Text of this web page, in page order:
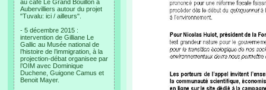
au café Le Grand Bouillon à
Aubervilliers autour du projet
"Tuvalu: ici / ailleurs".
- 5 décembre 2015 :
intervention de Gilliane Le
Gallic au Musée national de
l’histoire de l’immigration, à la
projection-débat organisee par
l’OIM avec Dominique
Duchene, Guigone Camus et
Benoit Mayer.